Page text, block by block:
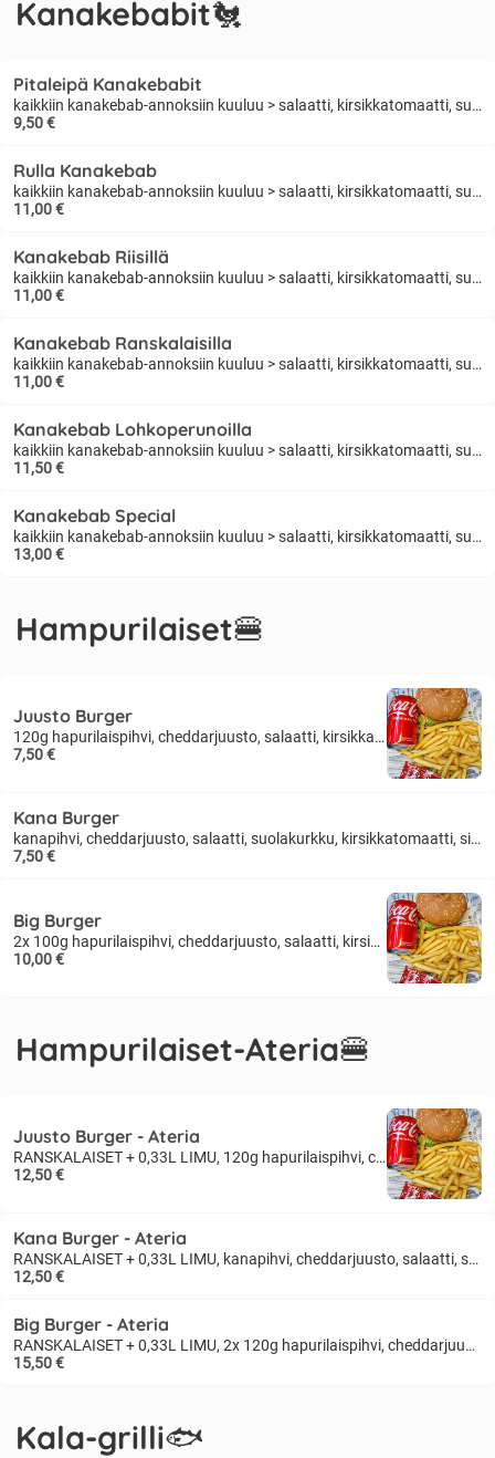
Kanakebabit🐔
Pitaleipä Kanakebabit
kaikkiin kanakebab-annoksiin kuuluu > salaatti, kirsikkatomaatti, suolakurkku, kastike, currykastike
9,50 €
Rulla Kanakebab
kaikkiin kanakebab-annoksiin kuuluu > salaatti, kirsikkatomaatti, suolakurkku, kastike, currykastike
11,00 €
Kanakebab Riisillä
kaikkiin kanakebab-annoksiin kuuluu > salaatti, kirsikkatomaatti, suolakurkku, kastike, currykastike
11,00 €
Kanakebab Ranskalaisilla
kaikkiin kanakebab-annoksiin kuuluu > salaatti, kirsikkatomaatti, suolakurkku, kastike, currykastike
11,00 €
Kanakebab Lohkoperunoilla
kaikkiin kanakebab-annoksiin kuuluu > salaatti, kirsikkatomaatti, suolakurkku, kastike, currykastike
11,50 €
Kanakebab Special
kaikkiin kanakebab-annoksiin kuuluu > salaatti, kirsikkatomaatti, suolakurkku, kastike, currykastike
13,00 €
Hampurilaiset🍔
Juusto Burger
120g hapurilaispihvi, cheddarjuusto, salaatti, kirsikkatomaatti, suolakurkku, sipuli, kastike
7,50 €
Kana Burger
kanapihvi, cheddarjuusto, salaatti, suolakurkku, kirsikkatomaatti, sipuli, currykastike
7,50 €
Big Burger
2x 100g hapurilaispihvi, cheddarjuusto, salaatti, kirsikkatomaatti, suolakurkku, sipuli, kastike
10,00 €
Hampurilaiset-Ateria🍔
Juusto Burger - Ateria
RANSKALAISET + 0,33L LIMU, 120g hapurilaispihvi, cheddarjuusto, salaatti, kirsikkatomaatti, suolakurkku, sipuli, kastike
12,50 €
Kana Burger - Ateria
RANSKALAISET + 0,33L LIMU, kanapihvi, cheddarjuusto, salaatti, suolakurkku, kirsikkatomaatti, sipuli, currykastike
12,50 €
Big Burger - Ateria
RANSKALAISET + 0,33L LIMU, 2x 120g hapurilaispihvi, cheddarjuusto, salaatti, kirsikkatomaatti, suolakurkku, sipuli, kastike
15,50 €
Kala-grilli🐟